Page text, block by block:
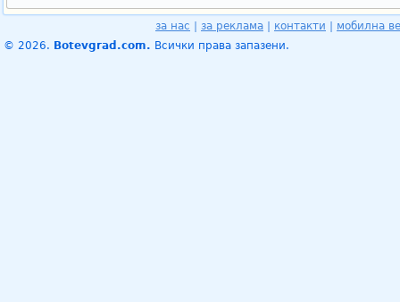
за нас за реклама контакти
мобилна
© 2026. Botevgrad.com. Всички права запазени.